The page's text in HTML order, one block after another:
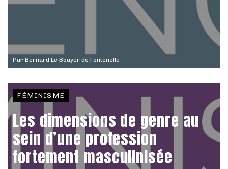
Par Bernard Le Bouyer de Fontenelle
FÉMINISME
Les dimensions de genre au
sein d’une profession
fortement masculinisée